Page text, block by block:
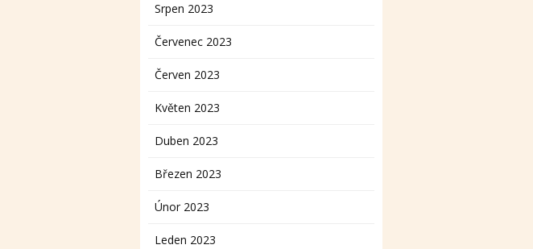
Srpen 2023
Červenec 2023
Červen 2023
Květen 2023
Duben 2023
Březen 2023
Únor 2023
Leden 2023